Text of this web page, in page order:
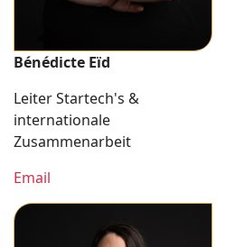
Bénédicte Eïd
Leiter Startech's &
internationale
Zusammenarbeit
Email